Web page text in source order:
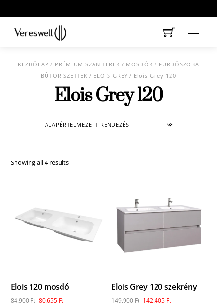
to
content
Menu
KEZDŐLAP / PRÉMIUM SZANITEREK / MOSDÓK / FÜRDŐSZOBA
BÚTOR SZETTEK / ELOIS GREY/ Elois Grey 120
Elois Grey 120
Showing all 4 results
Elois 120 mosdó
84.900Ft Original
80.655 FtCurrent
Elois Grey 120 szekrény
149.900Ft Original
142.405 FtCurrent